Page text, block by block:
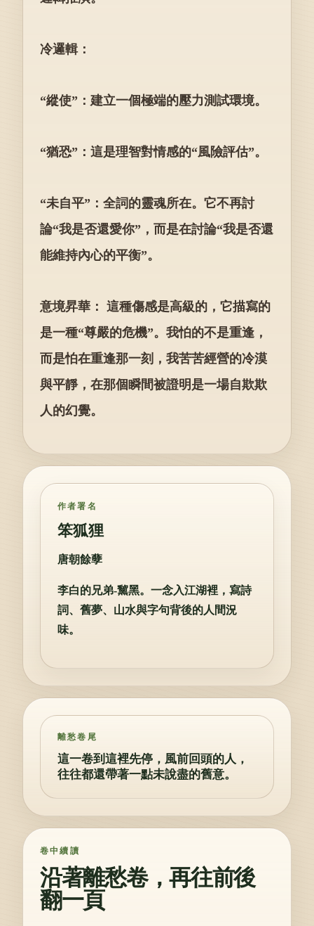
冷邏輯：
“縱使”：建立一個極端的壓力測試環境。
“猶恐”：這是理智對情感的“風險評估”。
“未自平”：全詞的靈魂所在。它不再討
論“我是否還愛你”，而是在討論“我是否還
能維持內心的平衡”。
意境昇華： 這種傷感是高級的，它描寫的
是一種“尊嚴的危機”。我怕的不是重逢，
而是怕在重逢那一刻，我苦苦經營的冷漠
與平靜，在那個瞬間被證明是一場自欺欺
人的幻覺。
作者署名
笨狐狸
唐朝餘孽
李白的兄弟-黧黑。一念入江湖裡，寫詩
詞、舊夢、山水與字句背後的人間況
味。
離愁卷尾
這一卷到這裡先停，風前回頭的人，
往往都還帶著一點未說盡的舊意。
卷中續讀
沿著離愁卷，再往前後
翻一頁